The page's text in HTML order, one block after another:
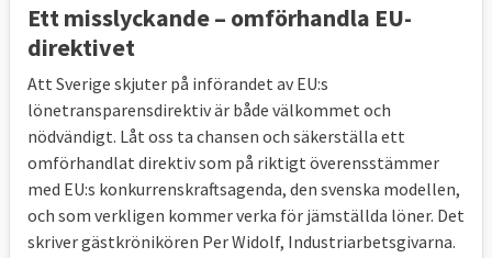
Ett misslyckande – omförhandla EU-
direktivet
Att Sverige skjuter på införandet av EU:s
lönetransparensdirektiv är både välkommet och
nödvändigt. Låt oss ta chansen och säkerställa ett
omförhandlat direktiv som på riktigt överensstämmer
med EU:s konkurrenskraftsagenda, den svenska modellen,
och som verkligen kommer verka för jämställda löner. Det
skriver gästkrönikören Per Widolf, Industriarbetsgivarna.